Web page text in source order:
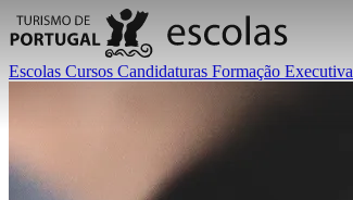
Escolas Cursos Candidaturas Formação Executiva